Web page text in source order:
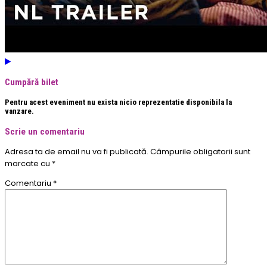
Cumpără bilet
Pentru acest eveniment nu exista nicio reprezentatie disponibila la
vanzare.
Scrie un comentariu
Adresa ta de email nu va fi publicată. Câmpurile obligatorii sunt
marcate cu *
Comentariu *